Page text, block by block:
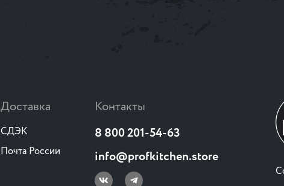
Доставка
СДЭК
Почта России
Контакты
8 800 201-54-63
info@profkitchen.store